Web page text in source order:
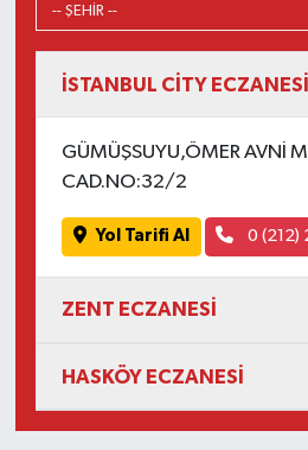
İSTANBUL CİTY ECZANESİ
GÜMÜŞSUYU,ÖMER AVNİ
CAD.NO:32/2
Yol Tarifi Al 0 (212)
ZENT ECZANESİ
HASKÖY ECZANESİ